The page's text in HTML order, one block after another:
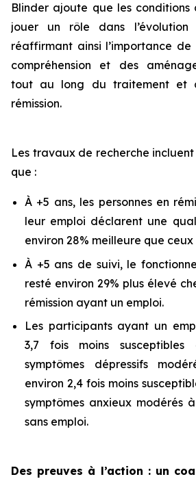
Blinder ajoute que les
jouer un rôle dans
réaffirmant ainsi l’importance
compréhension et des
tout au long du traitement et
rémission.
Les travaux de recherche
que :
À +5 ans, les personnes en
leur emploi déclarent une
environ 28% meilleure que ceux
À +5 ans de suivi, le
resté environ 29% plus élevé
rémission ayant un emploi.
Les participants ayant un
3,7 fois moins
symptômes dépressifs
environ 2,4 fois moins
symptômes anxieux modérés
sans emploi.
Des preuves à l’action : un